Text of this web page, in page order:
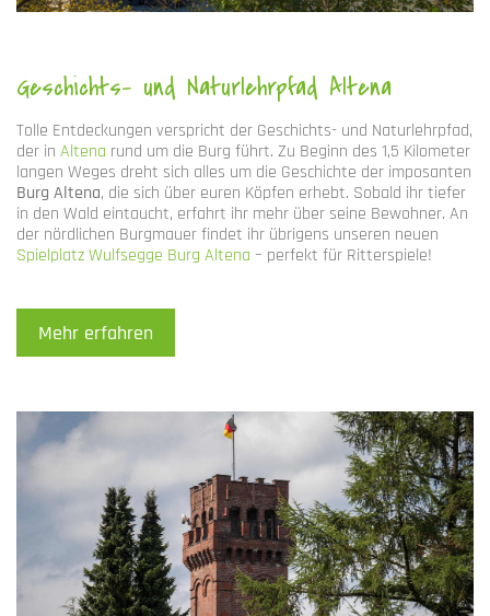
Geschichts- und Naturlehrpfad Altena
Tolle Entdeckungen verspricht der Geschichts- und Naturlehrpfad,
der in Altena rund um die Burg führt. Zu Beginn des 1,5 Kilometer
langen Weges dreht sich alles um die Geschichte der imposanten
Burg Altena, die sich über euren Köpfen erhebt. Sobald ihr tiefer
in den Wald eintaucht, erfahrt ihr mehr über seine Bewohner. An
der nördlichen Burgmauer findet ihr übrigens unseren neuen
Spielplatz Wulfsegge Burg Altena – perfekt für Ritterspiele!
Mehr erfahren